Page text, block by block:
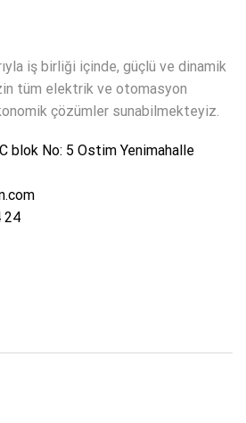
iş birliği içinde, güçlü ve dinamik
tüm elektrik ve otomasyon
çözümler sunabilmekteyiz.
blok No: 5 Ostim Yenimahalle
24